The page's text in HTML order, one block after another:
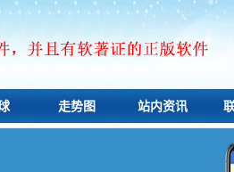
走势图 站内资讯